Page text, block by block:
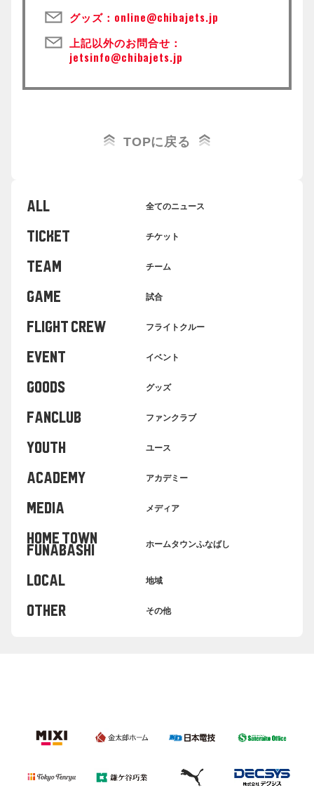
グッズ：online@chibajets.jp
上記以外のお問合せ：
jetsinfo@chibajets.jp
TOPに戻る
ALL 全てのニュース
TICKET チケット
TEAM チーム
GAME 試合
FLIGHT CREW フライトクルー
EVENT イベント
GOODS グッズ
FANCLUB ファンクラブ
YOUTH ユース
ACADEMY アカデミー
MEDIA メディア
HOME TOWN
FUNABASHI ホームタウンふなばし
LOCAL 地域
OTHER その他